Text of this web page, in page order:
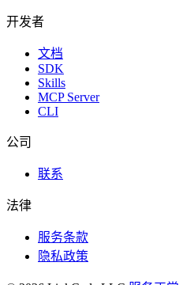
开发者
文档
SDK
Skills
MCP Server
CLI
公司
联系
法律
服务条款
隐私政策